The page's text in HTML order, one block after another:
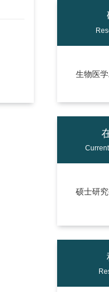
生物医
硕士研